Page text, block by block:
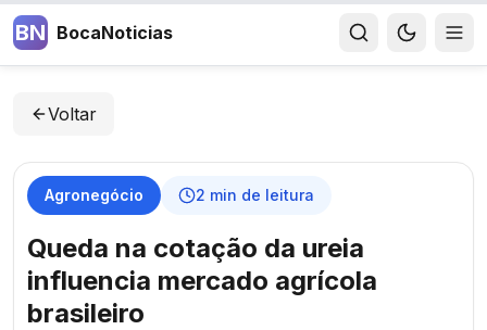
BN BocaNoticias
Voltar
Agronegócio 2 min de leitura
Queda na cotação da ureia
influencia mercado agrícola
brasileiro